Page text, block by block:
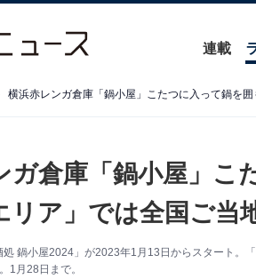
連載
横浜赤レンガ倉庫「鍋小屋」こたつに入って鍋を
ガ倉庫「鍋小屋」こ
リア」では全国ご当
鍋小屋2024」が2023年1月13日からスタート。
1月28日まで。